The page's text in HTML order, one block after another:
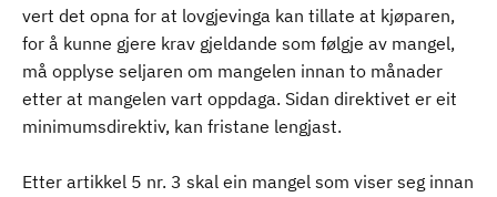
vert det opna for at lovgjevinga kan tillate at kjøparen,
for å kunne gjere krav gjeldande som følgje av mangel,
må opplyse seljaren om mangelen innan to månader
etter at mangelen vart oppdaga. Sidan direktivet er eit
minimumsdirektiv, kan fristane lengjast.
Etter artikkel 5 nr. 3 skal ein mangel som viser seg innan